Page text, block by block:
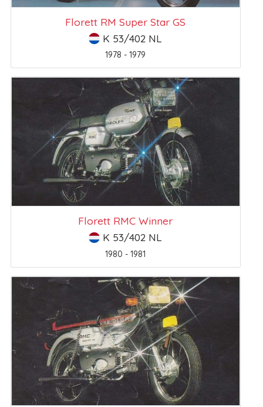
Florett RM Super Star GS
K 53/402 NL
1978 - 1979
Florett RMC Winner
K 53/402 NL
1980 - 1981